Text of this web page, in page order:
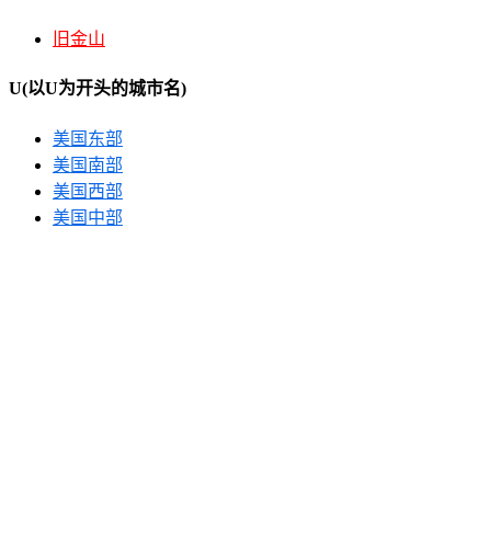
旧金山
U(以U为开头的城市名)
美国东部
美国南部
美国西部
美国中部